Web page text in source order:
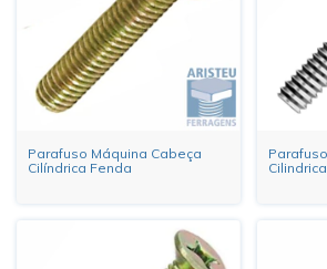
Parafuso Máquina Cabeça
Cilíndrica Fenda